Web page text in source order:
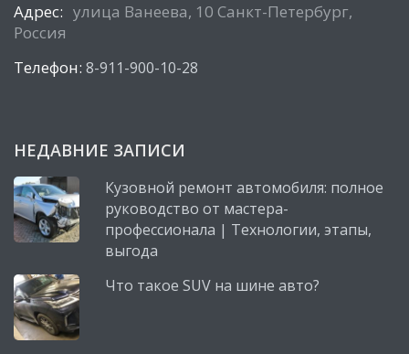
Адрес: улица Ванеева, 10 Санкт-Петербург,
Россия
Телефон: 8-911-900-10-28
НЕДАВНИЕ ЗАПИСИ
Кузовной ремонт автомобиля: полное
руководство от мастера-
профессионала | Технологии, этапы,
выгода
Что такое SUV на шине авто?